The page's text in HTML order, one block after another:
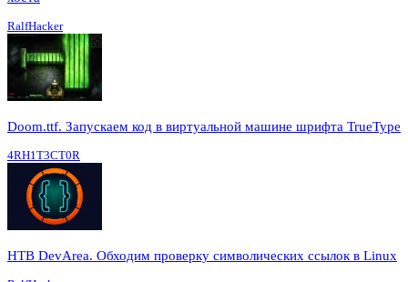
RalfHacker
Doom.ttf. Запускаем код в виртуальной машине шрифта TrueType
4RH1T3CT0R
HTB DevArea. Обходим проверку символических ссылок в Linux